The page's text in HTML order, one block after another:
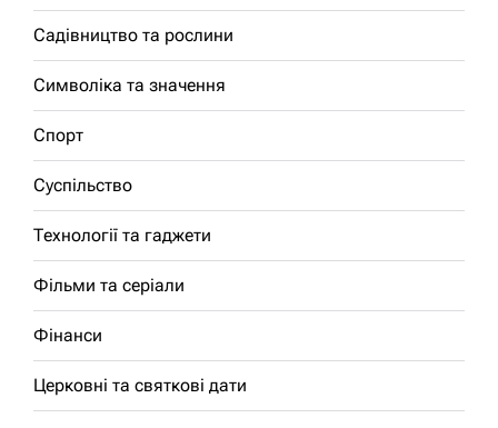
Садівництво та рослини
Символіка та значення
Спорт
Суспільство
Технології та гаджети
Фільми та серіали
Фінанси
Церковні та святкові дати